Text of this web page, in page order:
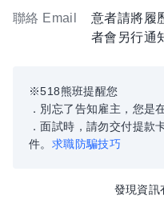
聯絡 Email
意者請將履
者會另行通
※518熊班提醒您
．別忘了告知雇主，您是
．面試時，請勿交付提款
件。 求職防騙技巧
發現資訊